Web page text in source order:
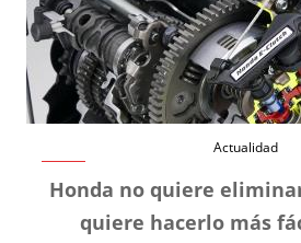
Actualidad
Honda no quiere
quiere hacerlo más